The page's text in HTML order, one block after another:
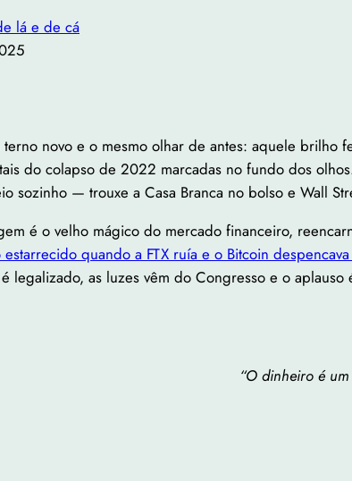
lá e de cá
novo e o mesmo olhar de antes: aquele brilho
do colapso de 2022 marcadas no fundo dos
sozinho — trouxe a Casa Branca no bolso e Wall
é o velho mágico do mercado financeiro,
quando a FTX ruía e o Bitcoin
legalizado, as luzes vêm do Congresso e o aplauso
“O dinheiro é